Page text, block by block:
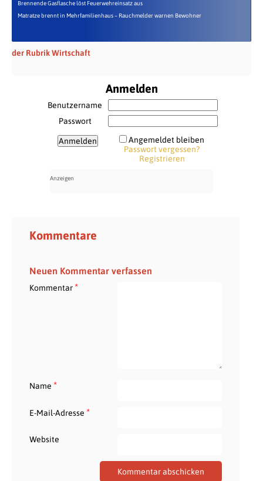
Brennende Gasflasche löst Feuerwehreinsatz aus
Matratze brennt in Mehrfamilienhaus – Rauchmelder warnen Bewohner
der Rubrik Wirtschaft
Anmelden
Benutzername
Passwort
Angemeldet bleiben
Passwort vergessen?
Registrieren
Kommentare
Neuen Kommentar verfassen
Kommentar*
Name *
E-Mail-Adresse *
Website